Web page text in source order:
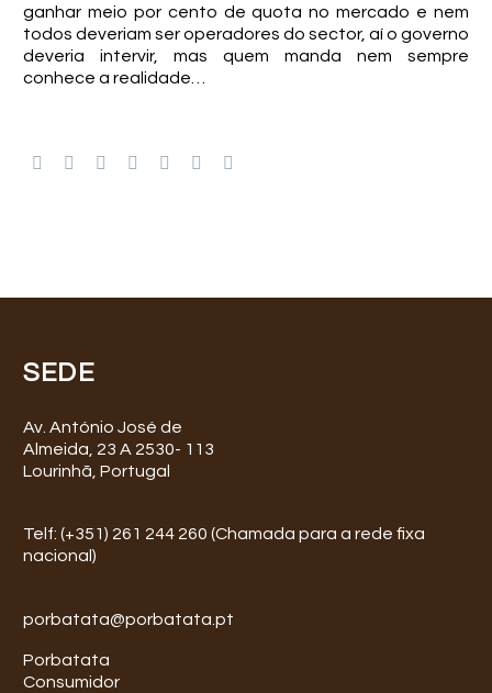
ganhar meio por cento de quota no mercado e nem
todos deveriam ser operadores do sector, aí o governo
deveria intervir, mas quem manda nem sempre
conhece a realidade…
SEDE
Av. António José de
Almeida, 23 A 2530- 113
Lourinhã, Portugal
Telf: (+351) 261 244 260 (Chamada para a rede fixa
nacional)
porbatata@porbatata.pt
Porbatata
Consumidor